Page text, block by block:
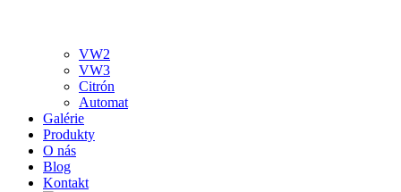
VW2
VW3
Citrón
Automat
Galérie
Produkty
O nás
Blog
Kontakt